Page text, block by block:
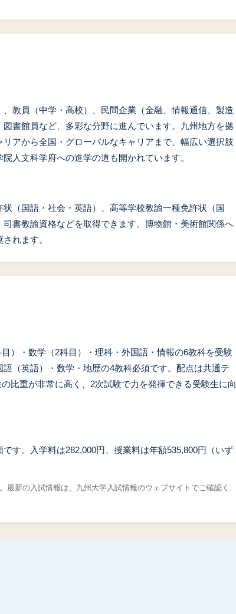
教員（中学・高校）、民間企業（金融、情報通信、製造
書館員など、多彩な分野に進んでいます。九州地方を拠
アから全国・グローバルなキャリアまで、幅広い選択肢
人文科学府への進学の道も開かれています。
（国語・社会・英語）、高等学校教諭一種免許状（国
書教諭資格などを取得できます。博物館・美術館関係へ
れます。
）・数学（2科目）・理科・外国語・情報の6教科を受験
（英語）・数学・地歴の4教科必須です。配点は共通テ
比重が非常に高く、2次試験で力を発揮できる受験生に向
す。入学料は282,000円、授業料は年額535,800円（いず
新の入試情報は、九州大学入試情報のウェブサイトでご確認く